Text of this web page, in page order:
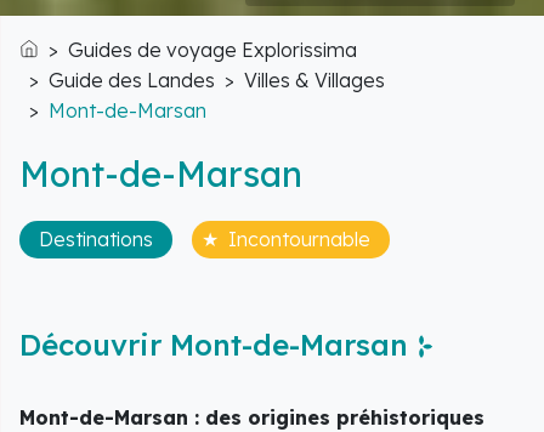
Accueil
Guides de voyage Explorissima
Guide des Landes
Villes & Villages
Mont-de-Marsan
Mont-de-Marsan
Destinations Incontournable
Découvrir Mont-de-Marsan
Mont-de-Marsan : des origines préhistoriques